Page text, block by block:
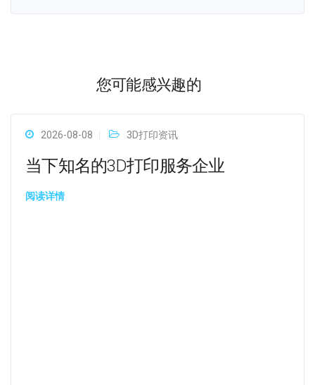
您可能感兴趣的
2026-08-08 3D打印资讯
当下知名的3D打印服务企业
阅读详情